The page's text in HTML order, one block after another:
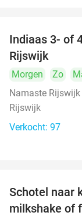
Indiaas 3- of
Rijswijk
Morgen Zo
Namaste Rijswijk
Rijswijk
Verkocht: 97
Schotel naar
milkshake of